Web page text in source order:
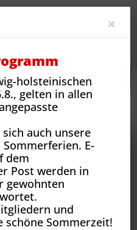
beim Karate Europa-Cup
×
holsteinischen
gelten in allen
auch unsere
E-
dem
Post werden in
gewohnten
und
schöne Sommerzeit!